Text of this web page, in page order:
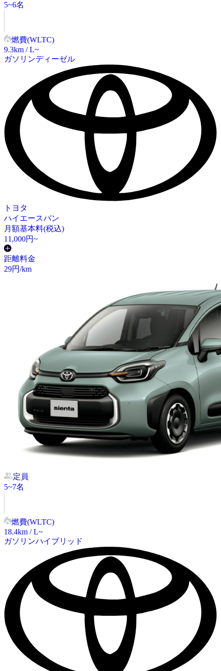
5~6名
燃費(WLTC)
9.3km / L~
ガソリンディーゼル
トヨタ
ハイエースバン
月額基本料(税込)
11,000円~
距離料金
29円/km
定員
5~7名
燃費(WLTC)
18.4km / L~
ガソリンハイブリッド